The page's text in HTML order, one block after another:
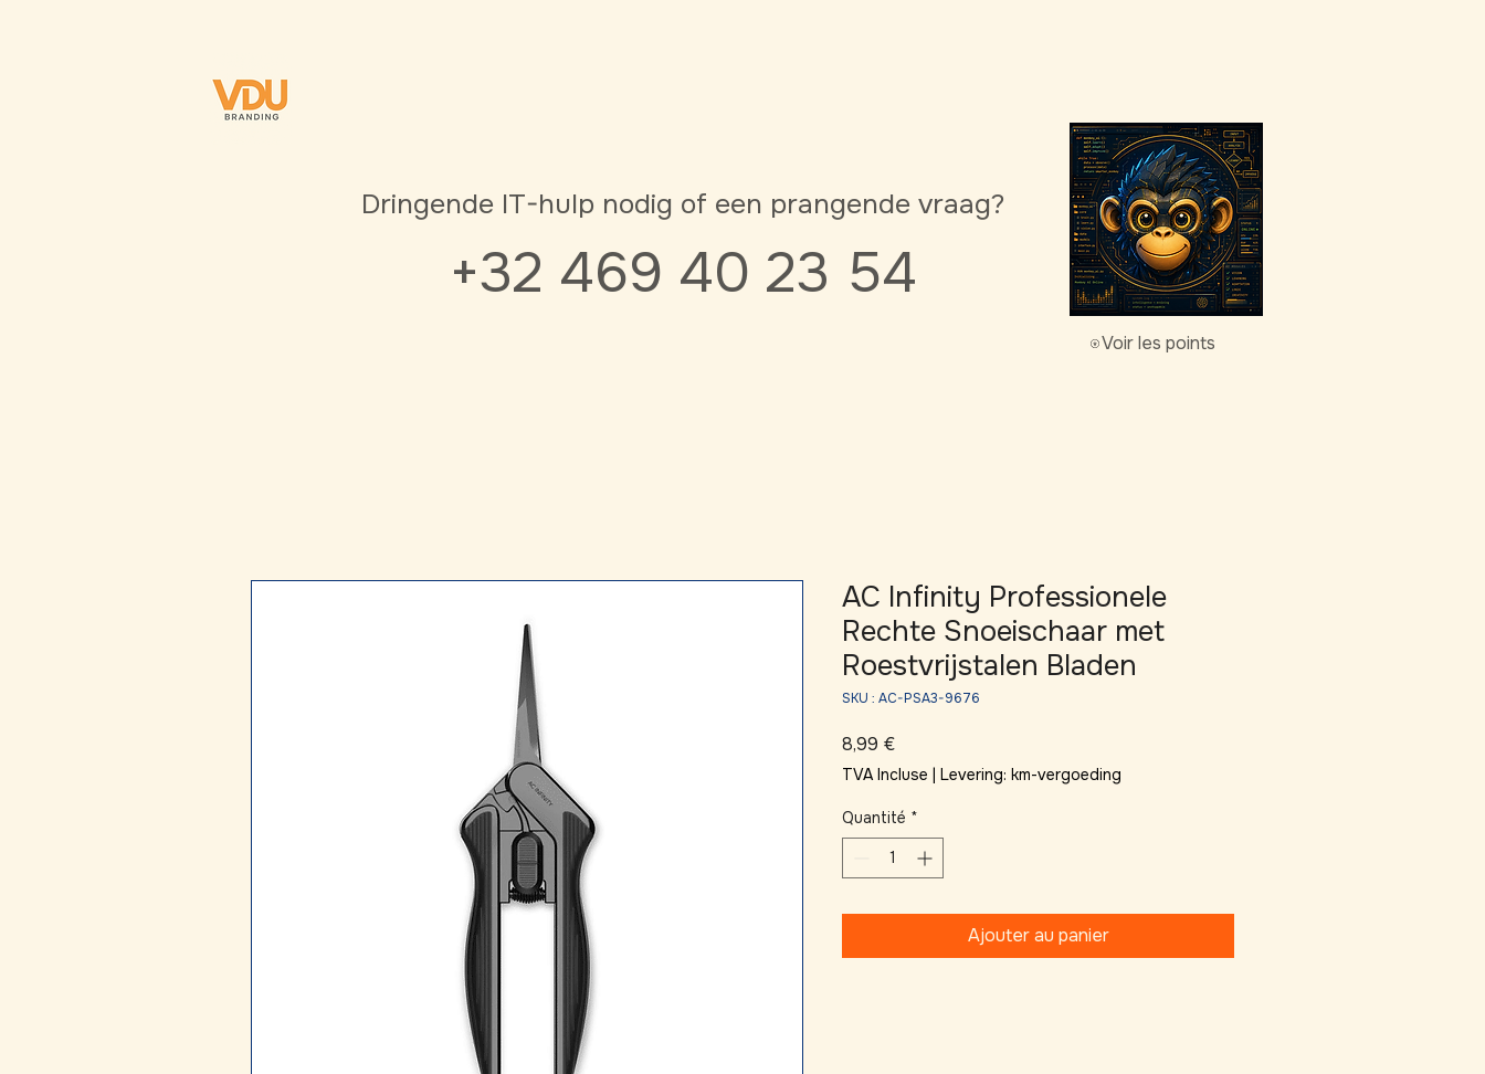
Dringende IT-hulp nodig of een prangende vraag?
+32 469 40 23 54
Voir les points
AC Infinity Professionele
Rechte Snoeischaar met
Roestvrijstalen Bladen
SKU : AC-PSA3-9676
8,99 €Prix
TVA Incluse | Levering: km-vergoeding
Quantité *
Ajouter au panier